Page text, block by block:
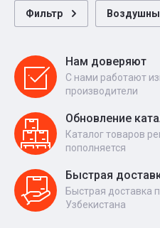
Фильтр
Нам доверяют
С нами работают
производители
Обновление
Каталог товаров
пополняется
Быстрая
Быстрая доставка
Узбекистана